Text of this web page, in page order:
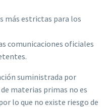
más estrictas para los
comunicaciones oficiales
suministrada por
materias primas no es
lo que no existe riesgo de